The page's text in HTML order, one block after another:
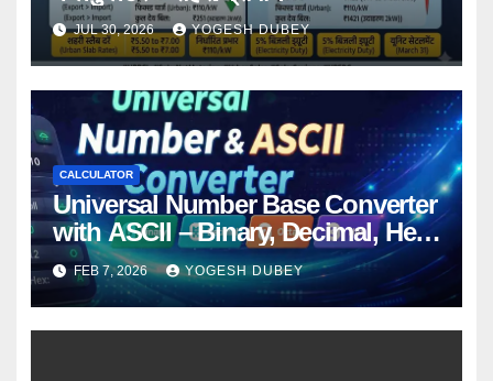
JUL 30, 2026 YOGESH DUBEY
CALCULATOR
Universal Number Base Converter
with ASCII – Binary, Decimal, Hex
Online Free Tool
FEB 7, 2026 YOGESH DUBEY